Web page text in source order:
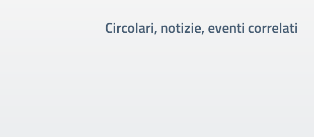
Circolari, notizie, eventi correlati